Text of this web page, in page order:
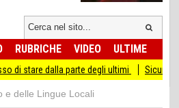
RUBRICHE VIDEO ULTIME
parte degli ultimi Sicurezza I Giovani
e delle Lingue Locali